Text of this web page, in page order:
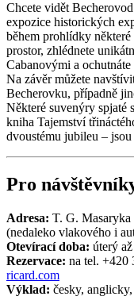
Chcete vidět
expozice historických
během prohlídky
prostor, zhlédnete
Cabanovými a
Na závěr můžete
Becherovku, případně
Některé suvenýry spjaté
kniha Tajemství
dvoustému jubileu –
Pro
Adresa: T. G.
(nedaleko vlakového i
Otevírací doba: úterý
Rezervace: na tel. +420
ricard.com
Výklad: česky,